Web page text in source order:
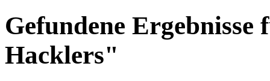
Gefundene
Hacklers"